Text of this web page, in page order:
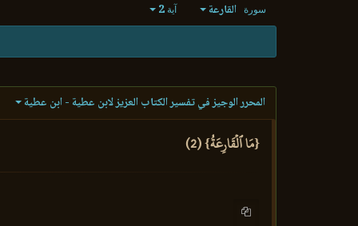
سورة القارعة آية 2
المحرر الوجيز في تفسير الكتاب العزيز لابن عطية - ابن عطية
{مَا ٱلۡقَارِعَةُ} (2)